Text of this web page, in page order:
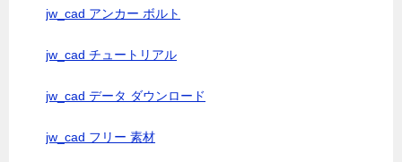
jw_cad アンカー ボルト
jw_cad チュートリアル
jw_cad データ ダウンロード
jw_cad フリー 素材